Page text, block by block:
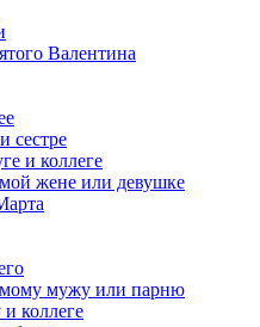
Валентина
сестре
и коллеге
жене или девушке
мужу или парню
коллеге